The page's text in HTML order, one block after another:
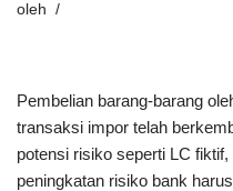
oleh
Pembelian barang-barang
transaksi impor telah
potensi risiko seperti LC
peningkatan risiko bank